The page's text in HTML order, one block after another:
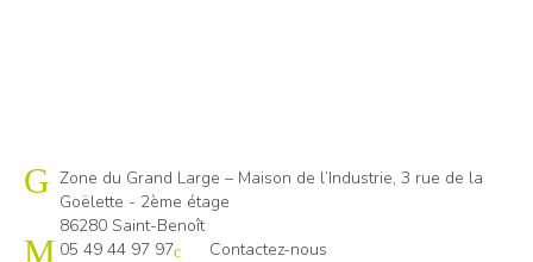
Cap emploi 86
Zone du Grand Large – Maison de l’Industrie, 3 rue de la
Goëlette - 2ème étage
86280 Saint-Benoît
05 49 44 97 97
Contactez-nous